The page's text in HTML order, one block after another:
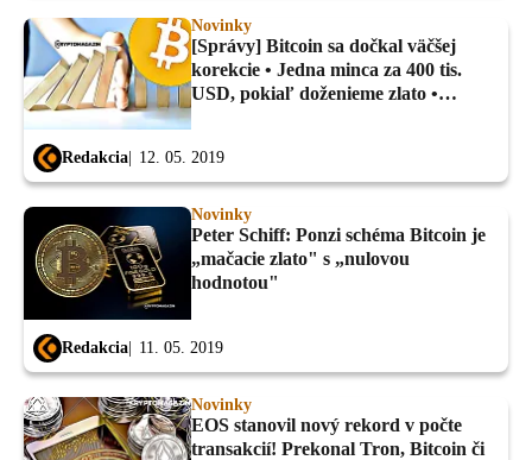
Novinky
[Správy] Bitcoin sa dočkal väčšej
korekcie • Jedna minca za 400 tis.
USD, pokiaľ doženieme zlato •
Redakcia 12. 05. 2019
Novinky
Peter Schiff: Ponzi schéma Bitcoin je
„mačacie zlato" s „nulovou
hodnotou"
Redakcia 11. 05. 2019
Novinky
EOS stanovil nový rekord v počte
transakcií! Prekonal Tron, Bitcoin či